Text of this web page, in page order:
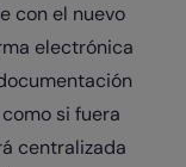
con el nuevo
electrónica
si fuera
centralizada